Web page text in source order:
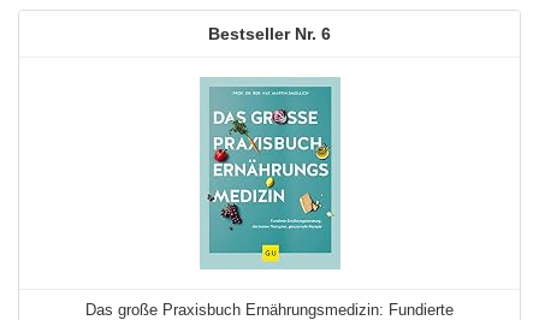
6
Das große Praxisbuch Ernährungsmedizin: Fundierte